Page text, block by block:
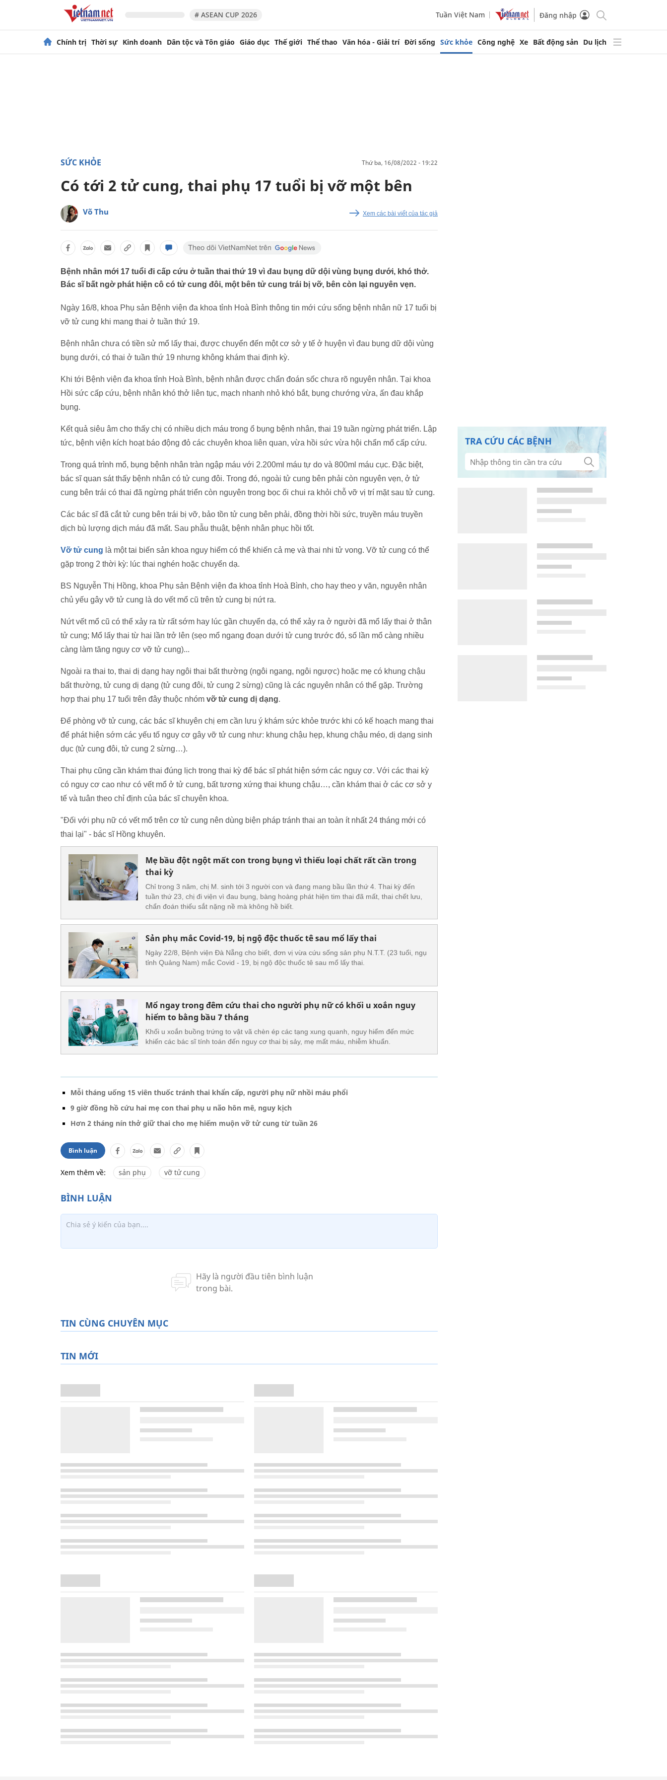
# ASEAN CUP 2026 Tuần Việt Nam Đăng nhập
Chính trị Thời sự Kinh doanh Dân tộc và Tôn giáo Giáo dục Thế giới Thể thao Văn hóa - Giải trí Đời sống Sức khỏe Công nghệ Xe Bất động sản Du lịch
SỨC KHỎE thứ ba, 16/08/2022 - 19:22
Có tới 2 tử cung, thai phụ 17 tuổi bị vỡ một bên
Võ Thu Xem các bài viết của tác giả
Bệnh nhân mới 17 tuổi đi cấp cứu ở tuần thai thứ 19 vì đau bụng dữ dội vùng bụng dưới, khó thở.
Bác sĩ bất ngờ phát hiện cô có tử cung đôi, một bên tử cung trái bị vỡ, bên còn lại nguyên vẹn.
Ngày 16/8, khoa Phụ sản Bệnh viện đa khoa tỉnh Hoà Bình thông tin mới cứu sống bệnh nhân nữ 17 tuổi bị
vỡ tử cung khi mang thai ở tuần thứ 19.
Bệnh nhân chưa có tiền sử mổ lấy thai, được chuyển đến một cơ sở y tế ở huyện vì đau bụng dữ dội vùng
bụng dưới, có thai ở tuần thứ 19 nhưng không khám thai định kỳ.
Khi tới Bệnh viện đa khoa tỉnh Hoà Bình, bệnh nhân được chẩn đoán sốc chưa rõ nguyên nhân. Tại khoa
Hồi sức cấp cứu, bệnh nhân khó thở liên tục, mạch nhanh nhỏ khó bắt, bụng chướng vừa, ấn đau khắp
bụng.
Kết quả siêu âm cho thấy chị có nhiều dịch máu trong ổ bụng bệnh nhân, thai 19 tuần ngừng phát triển. Lập
tức, bệnh viện kích hoạt báo động đỏ các chuyên khoa liên quan, vừa hồi sức vừa hội chẩn mổ cấp cứu.
Trong quá trình mổ, bụng bệnh nhân tràn ngập máu với 2.200ml máu tự do và 800ml máu cục. Đặc biệt,
bác sĩ quan sát thấy bệnh nhân có tử cung đôi. Trong đó, ngoài tử cung bên phải còn nguyên vẹn, ở tử
cung bên trái có thai đã ngừng phát triển còn nguyên trong bọc ối chui ra khỏi chỗ vỡ vị trí mặt sau tử cung.
Các bác sĩ đã cắt tử cung bên trái bị vỡ, bảo tồn tử cung bên phải, đồng thời hồi sức, truyền máu truyền
dịch bù lượng dịch máu đã mất. Sau phẫu thuật, bệnh nhân phục hồi tốt.
Vỡ tử cung là một tai biến sản khoa nguy hiểm có thể khiến cả mẹ và thai nhi tử vong. Vỡ tử cung có thể
gặp trong 2 thời kỳ: lúc thai nghén hoặc chuyển dạ.
BS Nguyễn Thị Hồng, khoa Phụ sản Bệnh viện đa khoa tỉnh Hoà Bình, cho hay theo y văn, nguyên nhân
chủ yếu gây vỡ tử cung là do vết mổ cũ trên tử cung bị nứt ra.
Nứt vết mổ cũ có thể xảy ra từ rất sớm hay lúc gần chuyển dạ, có thể xảy ra ở người đã mổ lấy thai ở thân
tử cung; Mổ lấy thai từ hai lần trở lên (sẹo mổ ngang đoạn dưới tử cung trước đó, số lần mổ càng nhiều
càng làm tăng nguy cơ vỡ tử cung)...
Ngoài ra thai to, thai dị dạng hay ngôi thai bất thường (ngôi ngang, ngôi ngược) hoặc mẹ có khung chậu
bất thường, tử cung dị dạng (tử cung đôi, tử cung 2 sừng) cũng là các nguyên nhân có thể gặp. Trường
hợp thai phụ 17 tuổi trên đây thuộc nhóm vỡ tử cung dị dạng.
Để phòng vỡ tử cung, các bác sĩ khuyên chị em cần lưu ý khám sức khỏe trước khi có kế hoạch mang thai
để phát hiện sớm các yếu tố nguy cơ gây vỡ tử cung như: khung chậu hẹp, khung chậu méo, dị dạng sinh
dục (tử cung đôi, tử cung 2 sừng…).
Thai phụ cũng cần khám thai đúng lịch trong thai kỳ để bác sĩ phát hiện sớm các nguy cơ. Với các thai kỳ
có nguy cơ cao như có vết mổ ở tử cung, bất tương xứng thai khung chậu…, cần khám thai ở các cơ sở y
tế và tuân theo chỉ định của bác sĩ chuyên khoa.
"Đối với phụ nữ có vết mổ trên cơ tử cung nên dùng biện pháp tránh thai an toàn ít nhất 24 tháng mới có
thai lại" - bác sĩ Hồng khuyên.
Mẹ bầu đột ngột mất con trong bụng vì thiếu loại chất rất cần trong
thai kỳ
Chỉ trong 3 năm, chị M. sinh tới 3 người con và đang mang bầu lần thứ 4. Thai kỳ đến
tuần thứ 23, chị đi viện vì đau bụng, bàng hoàng phát hiện tim thai đã mất, thai chết lưu,
chẩn đoán thiếu sắt nặng nề mà không hề biết.
Sản phụ mắc Covid-19, bị ngộ độc thuốc tê sau mổ lấy thai
Ngày 22/8, Bệnh viện Đà Nẵng cho biết, đơn vị vừa cứu sống sản phụ N.T.T. (23 tuổi, ngụ
tỉnh Quảng Nam) mắc Covid - 19, bị ngộ độc thuốc tê sau mổ lấy thai.
Mổ ngay trong đêm cứu thai cho người phụ nữ có khối u xoắn nguy
hiểm to bằng bầu 7 tháng
Khối u xoắn buồng trứng to vật vã chèn ép các tạng xung quanh, nguy hiểm đến mức
khiến các bác sĩ tính toán đến nguy cơ thai bị sảy, mẹ mất máu, nhiễm khuẩn.
TRA CỨU CÁC BỆNH
Mỗi tháng uống 15 viên thuốc tránh thai khẩn cấp, người phụ nữ nhồi máu phổi
9 giờ đồng hồ cứu hai mẹ con thai phụ u não hôn mê, nguy kịch
Hơn 2 tháng nín thở giữ thai cho mẹ hiếm muộn vỡ tử cung từ tuần 26
Bình luận
Xem thêm về: sản phụ vỡ tử cung
TIN CÙNG CHUYÊN MỤC
TIN MỚI